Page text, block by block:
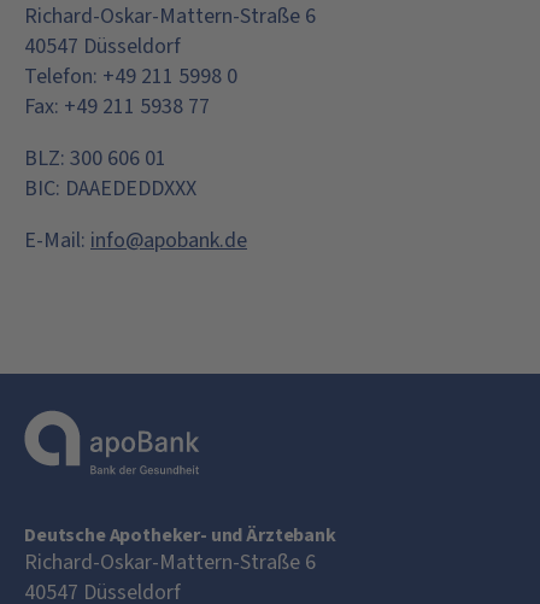
Richard-Oskar-Mattern-Straße 6
40547 Düsseldorf
Telefon: +49 211 5998 0
Fax: +49 211 5938 77
BLZ: 300 606 01
BIC: DAAEDEDDXXX
E-Mail: info@apobank.de
Deutsche Apotheker- und Ärztebank
Richard-Oskar-Mattern-Straße 6
40547 Düsseldorf